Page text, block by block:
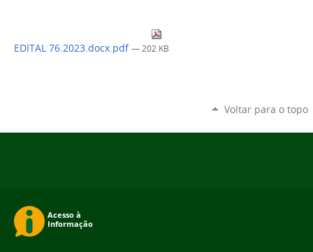
EDITAL 76.2023.docx.pdf — 202 KB
Voltar para o topo